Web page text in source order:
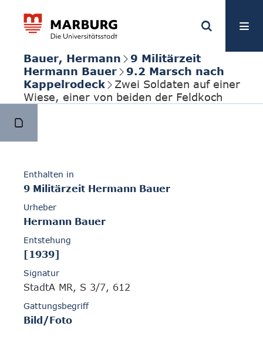
Bauer, Hermann
9 Militärzeit
Hermann Bauer
9.2 Marsch nach
Kappelrodeck
Zwei Soldaten auf einer
Wiese, einer von beiden der Feldkoch
Enthalten in
9 Militärzeit Hermann Bauer
Urheber
Hermann Bauer
Entstehung
[1939]
Signatur
StadtA MR, S 3/7, 612
Gattungsbegriff
Bild/Foto